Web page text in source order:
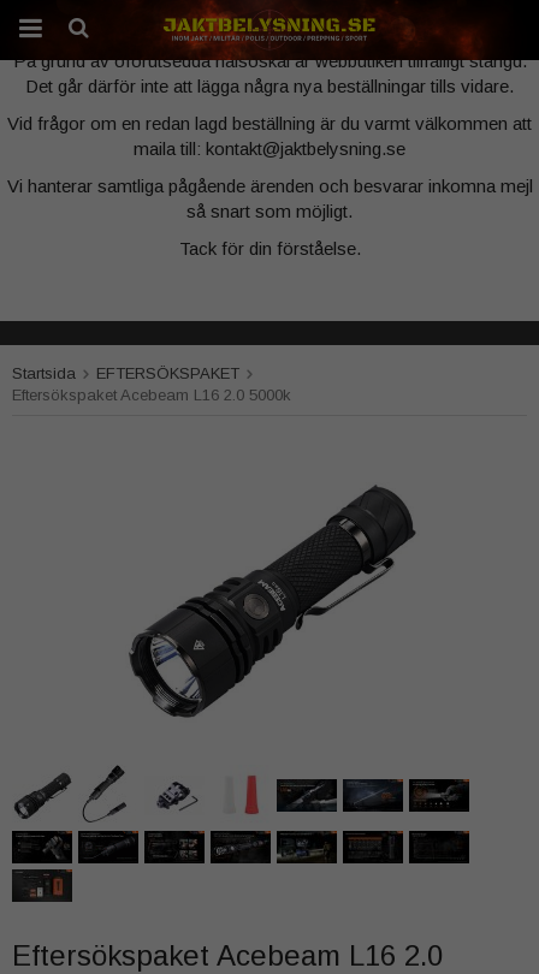
Webbutiken är tillfälligt stängd
På grund av oförutsedda hälsoskäl är webbutiken tillfälligt stängd.
Det går därför inte att lägga några nya beställningar tills vidare.
Vid frågor om en redan lagd beställning är du varmt välkommen att
maila till: kontakt@jaktbelysning.se
Vi hanterar samtliga pågående ärenden och besvarar inkomna mejl
så snart som möjligt.
Tack för din förståelse.
Startsida
EFTERSÖKSPAKET
Eftersökspaket Acebeam L16 2.0 5000k
Eftersökspaket Acebeam L16 2.0